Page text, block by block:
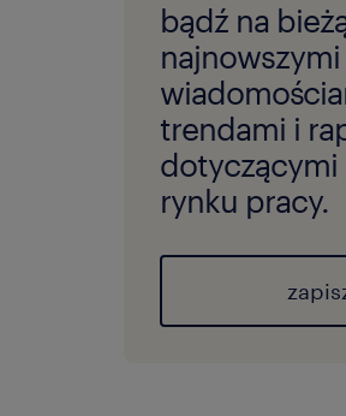
bądź na
najnowszymi
trendami i
dotyczącymi
rynku pracy.